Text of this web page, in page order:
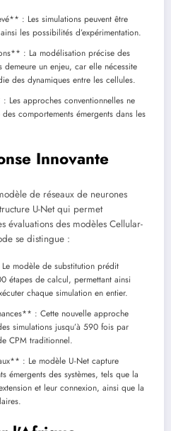
: Les simulations peuvent être
les possibilités d’expérimentation.
: La modélisation précise des
un enjeu, car elle nécessite
des dynamiques entre les cellules.
approches conventionnelles ne
comportements émergents dans les
Innovante
de réseaux de neurones
U-Net qui permet
évaluations des modèles Cellular-
se distingue :
modèle de substitution prédit
étapes de calcul, permettant ainsi
chaque simulation en entier.
: Cette nouvelle approche
simulations jusqu’à 590 fois par
CPM traditionnel.
: Le modèle U-Net capture
émergents des systèmes, tels que la
et leur connexion, ainsi que la